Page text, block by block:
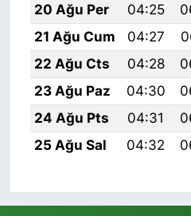
20 Ağu Per
04:25
21 Ağu Cum
04:27
22 Ağu Cts
04:28
23 Ağu Paz
04:30
24 Ağu Pts
04:31
25 Ağu Sal
04:32